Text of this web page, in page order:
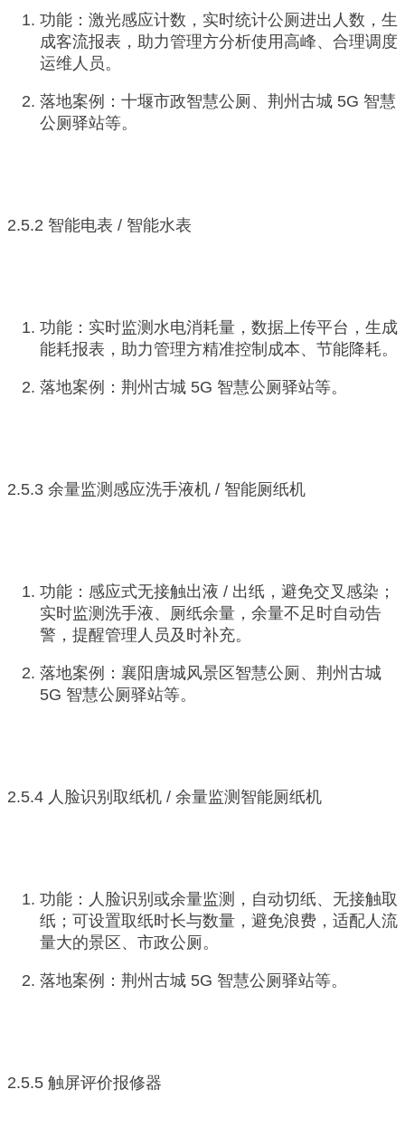
功能：激光感应计数，实时统计公厕进出人数，生
成客流报表，助力管理方分析使用高峰、合理调度
运维人员。
落地案例：十堰市政智慧公厕、荆州古城 5G 智慧
公厕驿站等。
2.5.2 智能电表 / 智能水表
功能：实时监测水电消耗量，数据上传平台，生成
能耗报表，助力管理方精准控制成本、节能降耗。
落地案例：荆州古城 5G 智慧公厕驿站等。
2.5.3 余量监测感应洗手液机 / 智能厕纸机
功能：感应式无接触出液 / 出纸，避免交叉感染；
实时监测洗手液、厕纸余量，余量不足时自动告
警，提醒管理人员及时补充。
落地案例：襄阳唐城风景区智慧公厕、荆州古城
5G 智慧公厕驿站等。
2.5.4 人脸识别取纸机 / 余量监测智能厕纸机
功能：人脸识别或余量监测，自动切纸、无接触取
纸；可设置取纸时长与数量，避免浪费，适配人流
量大的景区、市政公厕。
落地案例：荆州古城 5G 智慧公厕驿站等。
2.5.5 触屏评价报修器